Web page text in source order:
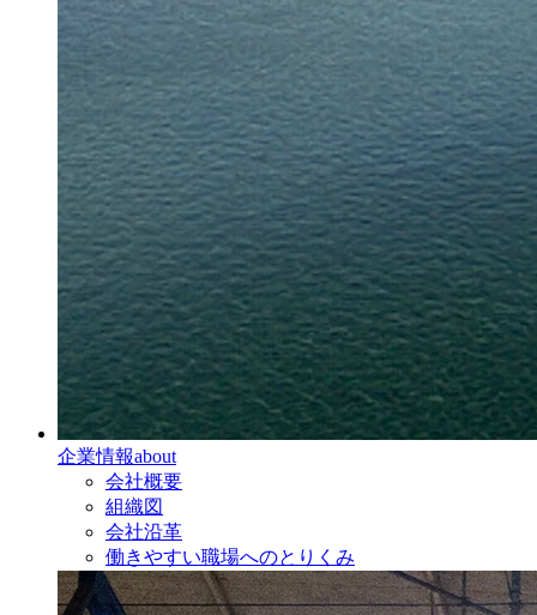
企業情報about
会社概要
組織図
会社沿革
働きやすい職場へのとりくみ